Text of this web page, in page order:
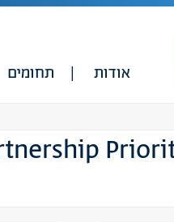
אודות תחומים